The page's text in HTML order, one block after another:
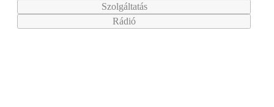
Szolgáltatás
Rádió